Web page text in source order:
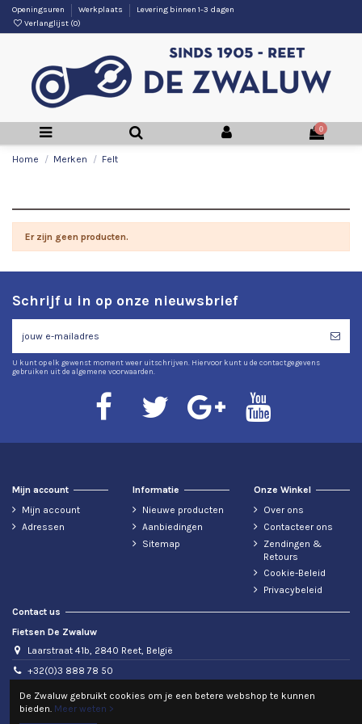
Openingsuren Werkplaats
Levering binnen 1-3 dagen
Verlanglijst (0)
0
Home Merken Felt
Er zijn geen producten.
Schrijf u in op onze nieuwsbrief
U kunt op elk gewenst moment weer uitschrijven. Hiervoor kunt u de contactgegevens
gebruiken uit de algemene voorwaarden.
Mijn account
Mijn account
Adressen
Informatie
Nieuwe producten
Aanbiedingen
Sitemap
Onze Winkel
Over ons
Contacteer ons
Zendingen &
Retours
Cookie-Beleid
Privacybeleid
Contact us
Fietsen De Zwaluw
Laarstraat 41b, 2840 Reet, België
+32(0)3 888 78 50
info@fietsendezwaluw.be
BTW: BE0440476604
De Zwaluw gebruikt cookies om je een betere webshop te kunnen
bieden. Meer weten >